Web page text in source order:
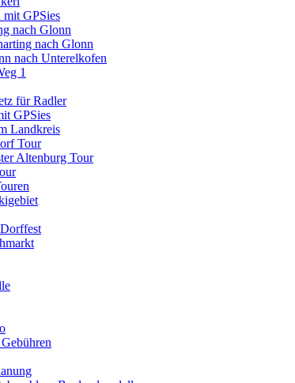
mit GPSies
nach Glonn
nach Glonn
nach Unterelkofen
1
für Radler
GPSies
Landkreis
Tour
Altenburg Tour